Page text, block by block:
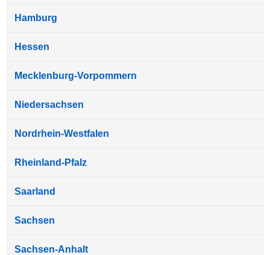
Hamburg
Hessen
Mecklenburg-Vorpommern
Niedersachsen
Nordrhein-Westfalen
Rheinland-Pfalz
Saarland
Sachsen
Sachsen-Anhalt